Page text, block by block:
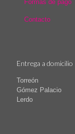
Formas de pago
Contacto
Entrega a domicilio
Torreón
Gómez Palacio
Lerdo